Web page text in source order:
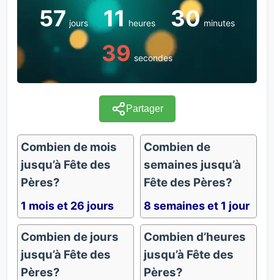
57 jours 11 heures 30 minutes
39 secondes
Partager
Combien de mois
jusqu’à Fête des
Pères?
1 mois et 26 jours
Combien de
semaines jusqu’à
Fête des Pères?
8 semaines et 1 jour
Combien de jours
jusqu’à Fête des
Pères?
Combien d’heures
jusqu’à Fête des
Pères?